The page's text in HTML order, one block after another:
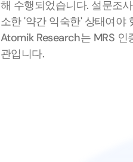
해 수행되었습니다. 설문조
소한 '약간 익숙한' 상태여야
Atomik Research는 MRS 인
관입니다.